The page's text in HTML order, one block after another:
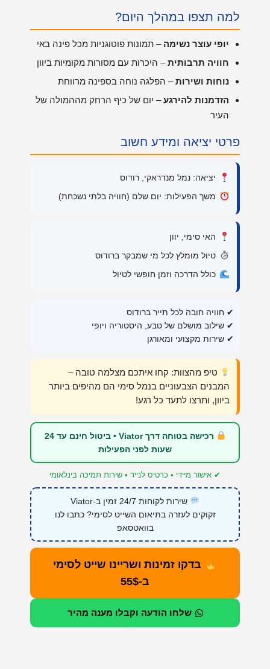
למה תצפו במהלך היום?
יופי עוצר נשימה – תמונות פוטוגניות מכל פינה באי
חוויה תרבותית– היכרות עם מסורות מקומיות ביוון
נוחות ושירות– הפלגה נוחה בספינה מרווחת
הזדמנות להירגע– יום של כיף הרחק מההמולה של
העיר
פרטי יציאה ומידע חשוב
יציאה: נמל מנדראקי, רודוס
משך הפעילות: יום שלם (חוויה בלתי נשכחת)
האי סימי, יוון
טיול מומלץ לכל מי שמבקר ברודוס
כולל הדרכה וזמן חופשי לטיול
✔ חוויה חובה לכל תייר ברודוס
✔ שילוב מושלם של טבע, היסטוריה ויופי
✔ שירות מקצועי ומאורגן
טיפ מהצוות: קחו איתכם מצלמה טובה –
המבנים הצבעוניים בנמל סימי הם מהיפים ביותר
ביוון, ותרצו לתעד כל רגע!
רכישה בטוחה דרך Viator • ביטול חינם עד 24
שעות לפני הפעילות
✔ אישור מיידי • כרטיס לנייד • שירות תמיכה בינלאומי
שירות לקוחות 24/7 זמין ב-Viator
זקוקים לעזרה בתיאום השייט לסימי? כתבו לנו
בוואטסאפ
בדקו זמינות ושריינו שייט לסימי
ב-55$
שלחו הודעה וקבלו מענה מהיר